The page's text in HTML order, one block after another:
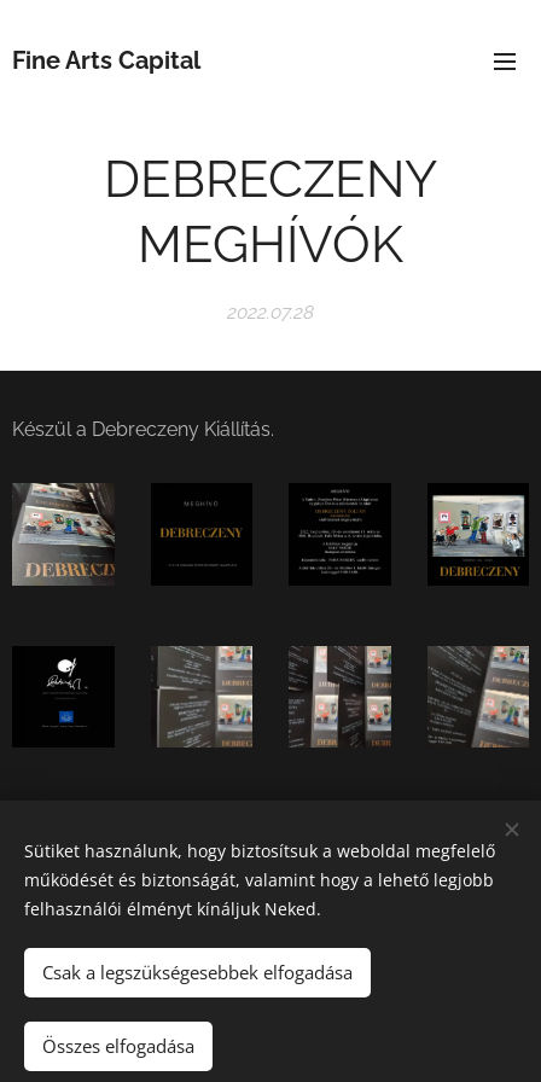
Fine Arts Capital
DEBRECZENY
MEGHÍVÓK
2022.07.28
Készül a Debreczeny Kiállítás.
2026 Fine Arts Capital művészeti egyesület | Minden jog
Az oldalt a
Sütiket használunk, hogy biztosítsuk a weboldal megfelelő
működését és biztonságát, valamint hogy a lehető legjobb
felhasználói élményt kínáljuk Neked.
Csak a legszükségesebbek elfogadása
Összes elfogadása